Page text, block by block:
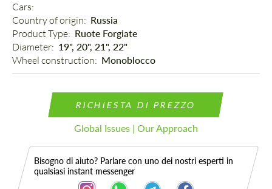
Cars:
Country of origin: Russia
Product Type: Ruote Forgiate
Diameter: 19", 20", 21", 22"
Wheel construction: Monoblocco
RICHIESTA DI PREZZO
Global Issues | Our Approach
Bisogno di aiuto? Parlare con uno dei nostri esperti in
qualsiasi instant messenger